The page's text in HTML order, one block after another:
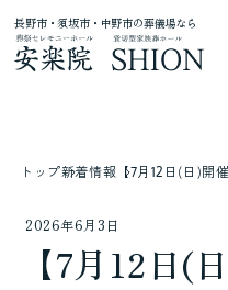
長野市・須坂市・中野市の葬儀場なら
トップ新着情報 【7月12日(日)
2026年6月3日
【7月12日(